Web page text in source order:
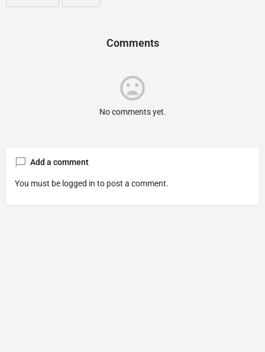
Comments
No comments yet.
Add a comment
You must be logged in to post a comment.